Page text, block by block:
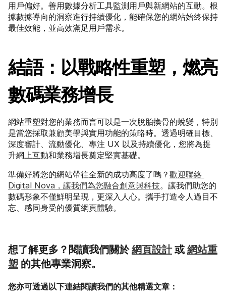
用戶偏好。善用數據分析工具監測用戶與新網站的互動。根
據數據導向的洞察進行持續優化，能確保您的網站始終保持
最佳效能，並高效滿足用戶需求。
結語：以戰略性重塑，燃亮
數碼業務增長
網站重塑對您的業務而言可以是一次脫胎換骨的蛻變，特別
是當您採取兼顧美學與實用功能的策略時。透過明確目標、
深度審計、流動優化、專注 UX 以及持續優化，您將為提
升網上互動和業務增長奠定堅實基礎。
準備好將您的網站帶往全新的成功高度了嗎？ 歡迎聯絡
Digital Nova，讓我們為您融合創意與科技。讓我們助您的
數碼形象不僅鮮明呈現，更深入人心。攜手打造令人過目不
忘、感同身受的優質網頁體驗。
想了解更多？閱讀我們關於 網頁設計 或 網站重
塑 的其他專業洞察。
您亦可透過以下連結閱讀我們的其他精選文章：